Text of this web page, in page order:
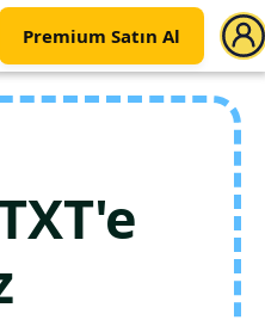
Premium Satın Al